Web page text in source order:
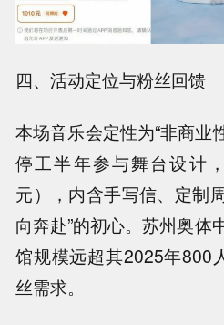
四、活动定位与粉丝回馈
本场音乐会定性为“非商业
停工半年参与舞台设计
元），内含手写信、定制
向奔赴”的初心。苏州奥体
馆规模远超其2025年800
丝需求。